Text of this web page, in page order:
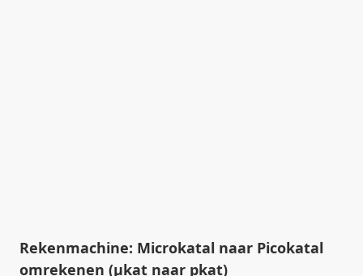
Rekenmachine: Microkatal naar Picokatal
omrekenen (µkat naar pkat)